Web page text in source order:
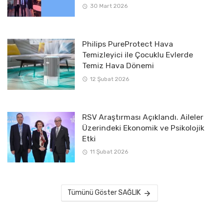
30 Mart 2026
Philips PureProtect Hava
Temizleyici ile Çocuklu Evlerde
Temiz Hava Dönemi
12 Şubat 2026
RSV Araştırması Açıklandı. Aileler
Üzerindeki Ekonomik ve Psikolojik
Etki
11 Şubat 2026
Tümünü Göster SAĞLIK